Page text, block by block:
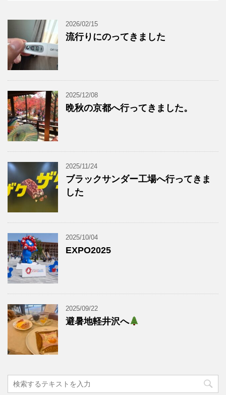
2026/02/15
流行りにのってきました
2025/12/08
晩秋の京都へ行ってきました。
2025/11/24
ブラックサンダー工場へ行ってきま
した
2025/10/04
EXPO2025
2025/09/22
避暑地軽井沢へ